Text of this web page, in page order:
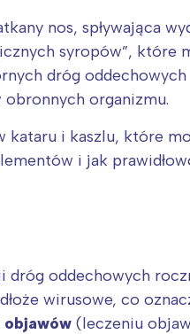
nos, spływająca
syropów”, które
dróg oddechowych
organizmu.
kataru i kaszlu, które
i jak
oddechowych
wirusowe, co
objawów (leczeniu